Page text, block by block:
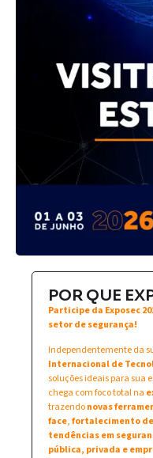
POR QUE
Participe da Exposec
setor de segurança!
Independentemente da
Internacional de
soluções ideais para sua
chega com foco total na
trazendonovas
face,fortalecimento
tendências em
pública, privada e